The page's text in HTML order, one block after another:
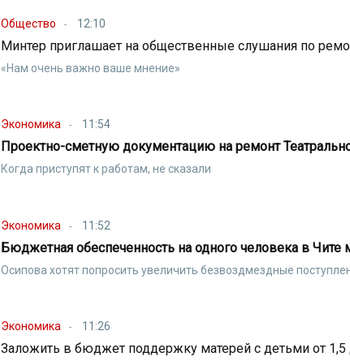
Общество 12:10
Минтер приглашает на общественные слушания по
«Нам очень важно ваше мнение»
Экономика 11:54
Проектно-сметную документацию на ремонт
Когда приступят к работам, не сказали
Экономика 11:52
Бюджетная обеспеченность на одного человека в
Осипова хотят попросить увеличить безвоздмездные
Экономика 11:26
Заложить в бюджет поддержку матерей с детьми от 1,5